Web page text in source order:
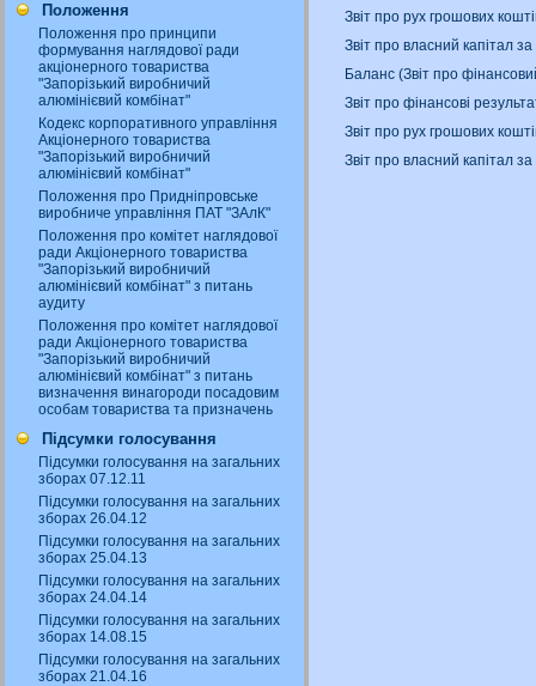
Положення
Положення про принципи
формування наглядової ради
акціонерного товариства
"Запорізький виробничий
алюмінієвий комбінат"
Кодекс корпоративного управління
Акціонерного товариства
"Запорізький виробничий
алюмінієвий комбінат"
Положення про Придніпровське
виробниче управління ПАТ "ЗАлК"
Положення про комітет наглядової
ради Акціонерного товариства
"Запорізький виробничий
алюмінієвий комбінат" з питань
аудиту
Положення про комітет наглядової
ради Акціонерного товариства
"Запорізький виробничий
алюмінієвий комбінат" з питань
визначення винагороди посадовим
особам товариства та призначень
Підсумки голосування
Підсумки голосування на загальних
зборах 07.12.11
Підсумки голосування на загальних
зборах 26.04.12
Підсумки голосування на загальних
зборах 25.04.13
Підсумки голосування на загальних
зборах 24.04.14
Підсумки голосування на загальних
зборах 14.08.15
Підсумки голосування на загальних
зборах 21.04.16
Звіт про рух грошових
Звіт про власний капітал
Баланс (Звіт про
Звіт про фінансові
Звіт про рух грошових
Звіт про власний капітал